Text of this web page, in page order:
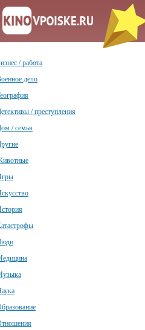
/ работа
дело
/ преступления
/ семья